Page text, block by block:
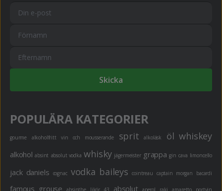
Skicka
POPULÄRA KATEGORIER
gourme alkoholfritt vin och mousserande sprit alkoläsk öl whiskey
alkohol absint absolut vodka whisky jägermeister grappa gin cava limoncello
jack daniels cognac vodka baileys cointreau captain morgan bacardi
famous grouse absinthe likör 43 absolut aperol raki amaretto portvin